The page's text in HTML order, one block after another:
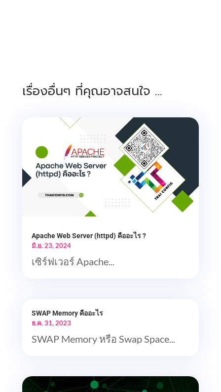
เรื่องอื่นๆ ที่คุณอาจสนใจ …
Apache Web Server (httpd) คืออะไร ?
มิ.ย. 23, 2024
เซิร์ฟเวอร์ Apache...
SWAP Memory คืออะไร
ธ.ค. 31, 2023
SWAP Memory หรือ Swap Space...